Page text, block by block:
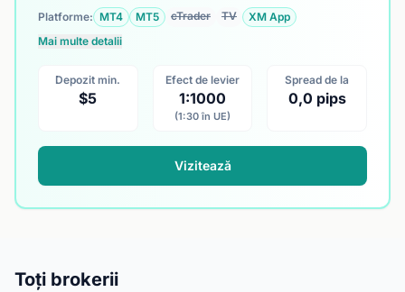
Platforme: MT4 MT5 cTrader TV
XM App
Mai multe detalii
Depozit min.
$5
Efect de levier
1:1000
(1:30 în UE)
Spread de la
0,0 pips
Vizitează
Toți brokerii